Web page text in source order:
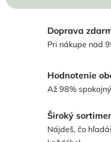
Doprava
Pri nákupe nad
Hodnotenie
Až 98%
Široký
Nájdeš, čo